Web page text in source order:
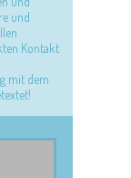
und
Kontakt
mit dem